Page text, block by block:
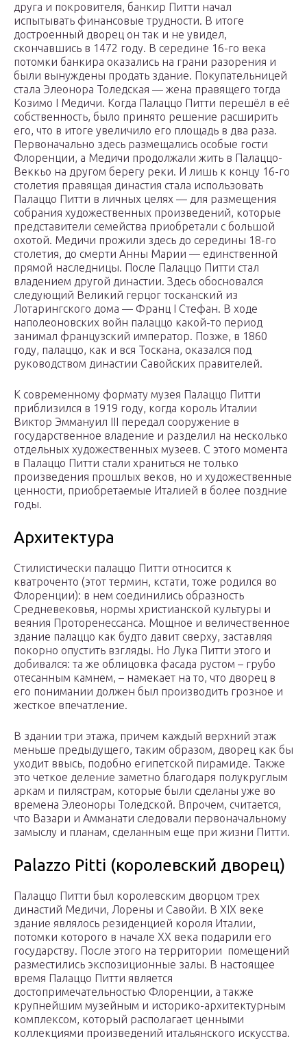
друга и покровителя, банкир Питти начал
испытывать финансовые трудности. В итоге
достроенный дворец он так и не увидел,
скончавшись в 1472 году. В середине 16-го века
потомки банкира оказались на грани разорения и
были вынуждены продать здание. Покупательницей
стала Элеонора Толедская — жена правящего тогда
Козимо I Медичи. Когда Палаццо Питти перешёл в её
собственность, было принято решение расширить
его, что в итоге увеличило его площадь в два раза.
Первоначально здесь размещались особые гости
Флоренции, а Медичи продолжали жить в Палаццо-
Веккьо на другом берегу реки. И лишь к концу 16-го
столетия правящая династия стала использовать
Палаццо Питти в личных целях — для размещения
собрания художественных произведений, которые
представители семейства приобретали с большой
охотой. Медичи прожили здесь до середины 18-го
столетия, до смерти Анны Марии — единственной
прямой наследницы. После Палаццо Питти стал
владением другой династии. Здесь обосновался
следующий Великий герцог тосканский из
Лотарингского дома — Франц I Стефан. В ходе
наполеоновских войн палаццо какой-то период
занимал французский император. Позже, в 1860
году, палаццо, как и вся Тоскана, оказался под
руководством династии Савойских правителей.
К современному формату музея Палаццо Питти
приблизился в 1919 году, когда король Италии
Виктор Эммануил III передал сооружение в
государственное владение и разделил на несколько
отдельных художественных музеев. С этого момента
в Палаццо Питти стали храниться не только
произведения прошлых веков, но и художественные
ценности, приобретаемые Италией в более поздние
годы.
Архитектура
Стилистически палаццо Питти относится к
кватроченто (этот термин, кстати, тоже родился во
Флоренции): в нем соединились образность
Средневековья, нормы христианской культуры и
веяния Проторенессанса. Мощное и величественное
здание палаццо как будто давит сверху, заставляя
покорно опустить взгляды. Но Лука Питти этого и
добивался: та же облицовка фасада рустом – грубо
отесанным камнем, – намекает на то, что дворец в
его понимании должен был производить грозное и
жесткое впечатление.
В здании три этажа, причем каждый верхний этаж
меньше предыдущего, таким образом, дворец как бы
уходит ввысь, подобно египетской пирамиде. Также
это четкое деление заметно благодаря полукруглым
аркам и пилястрам, которые были сделаны уже во
времена Элеоноры Толедской. Впрочем, считается,
что Вазари и Амманати следовали первоначальному
замыслу и планам, сделанным еще при жизни Питти.
Palazzo Pitti (королевский дворец)
Палаццо Питти был королевским дворцом трех
династий Медичи, Лорены и Савойи. В XIX веке
здание являлось резиденцией короля Италии,
потомки которого в начале XX века подарили его
государству. После этого на территории помещений
разместились экспозиционные залы. В настоящее
время Палаццо Питти является
достопримечательностью Флоренции, а также
крупнейшим музейным и историко-архитектурным
комплексом, который располагает ценными
коллекциями произведений итальянского искусства.